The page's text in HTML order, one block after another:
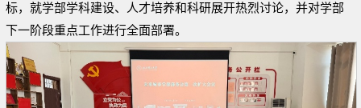
标，就学部学科建设、人才培养和科研展开热烈讨论，并对学部
下一阶段重点工作进行全面部署。